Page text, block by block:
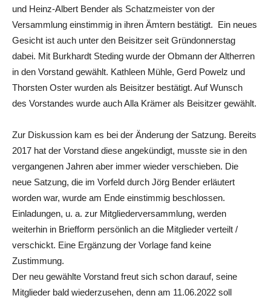
und Heinz-Albert Bender als Schatzmeister von der
Versammlung einstimmig in ihren Ämtern bestätigt. Ein neues
Gesicht ist auch unter den Beisitzer seit Gründonnerstag
dabei. Mit Burkhardt Steding wurde der Obmann der Altherren
in den Vorstand gewählt. Kathleen Mühle, Gerd Powelz und
Thorsten Oster wurden als Beisitzer bestätigt. Auf Wunsch
des Vorstandes wurde auch Alla Krämer als Beisitzer gewählt.
Zur Diskussion kam es bei der Änderung der Satzung. Bereits
2017 hat der Vorstand diese angekündigt, musste sie in den
vergangenen Jahren aber immer wieder verschieben. Die
neue Satzung, die im Vorfeld durch Jörg Bender erläutert
worden war, wurde am Ende einstimmig beschlossen.
Einladungen, u. a. zur Mitgliederversammlung, werden
weiterhin in Briefform persönlich an die Mitglieder verteilt /
verschickt. Eine Ergänzung der Vorlage fand keine
Zustimmung.
Der neu gewählte Vorstand freut sich schon darauf, seine
Mitglieder bald wiederzusehen, denn am 11.06.2022 soll